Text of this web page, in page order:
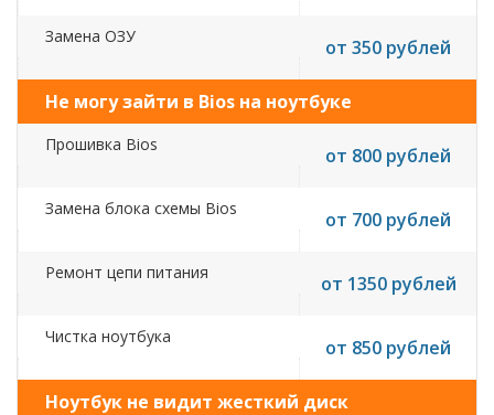
Замена ОЗУ от 350 рублей
Не могу зайти в Bios на ноутбуке
Прошивка Bios от 800 рублей
Замена блока схемы Bios от 700 рублей
Ремонт цепи питания от 1350 рублей
Чистка ноутбука от 850 рублей
Ноутбук не видит жесткий диск